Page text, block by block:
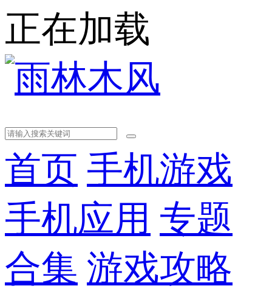
正在加载
首页 手机游戏
手机应用 专题
合集 游戏攻略